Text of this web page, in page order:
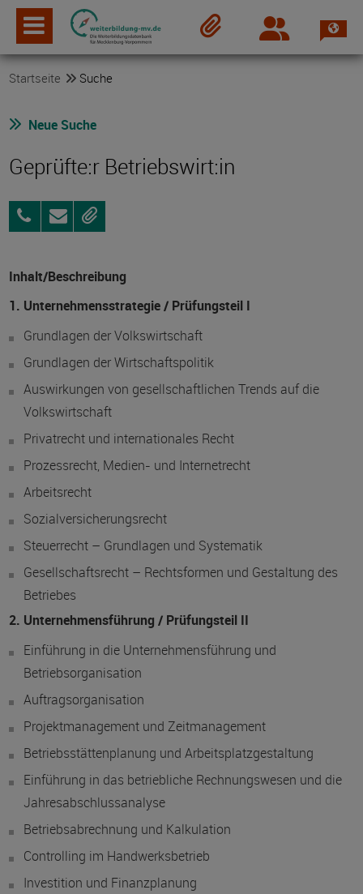
Login
Startseite Suche
Neue Suche
Geprüfte:r Betriebswirt:in
0395
5593-
AnfragenMerken
Inhalt/Beschreibung
1. Unternehmensstrategie / Prüfungsteil I
Grundlagen der Volkswirtschaft
Grundlagen der Wirtschaftspolitik
Auswirkungen von gesellschaftlichen Trends auf die
Volkswirtschaft
Privatrecht und internationales Recht
Prozessrecht, Medien- und Internetrecht
Arbeitsrecht
Sozialversicherungsrecht
Steuerrecht – Grundlagen und Systematik
Gesellschaftsrecht – Rechtsformen und Gestaltung des
Betriebes
2. Unternehmensführung / Prüfungsteil II
Einführung in die Unternehmensführung und
Betriebsorganisation
Auftragsorganisation
Projektmanagement und Zeitmanagement
Betriebsstättenplanung und Arbeitsplatzgestaltung
Einführung in das betriebliche Rechnungswesen und die
Jahresabschlussanalyse
Betriebsabrechnung und Kalkulation
Controlling im Handwerksbetrieb
Investition und Finanzplanung